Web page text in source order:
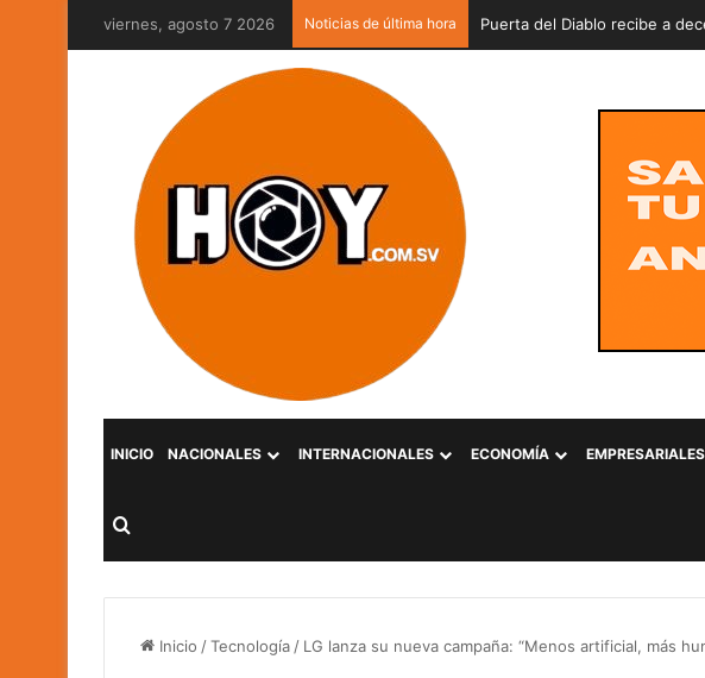
viernes, agosto 7 2026 Noticias de última hora Gabriella Izaguirre consigue
INICIO NACIONALES INTERNACIONALES ECONOMÍA EMPRESARIALES
Buscar por
Inicio /Tecnología / LG lanza su nueva campaña: “Menos artificial, más